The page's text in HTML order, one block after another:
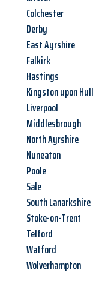
Colchester
Derby
East Ayrshire
Falkirk
Hastings
Kingston upon Hull
Liverpool
Middlesbrough
North Ayrshire
Nuneaton
Poole
Sale
South Lanarkshire
Stoke-on-Trent
Telford
Watford
Wolverhampton